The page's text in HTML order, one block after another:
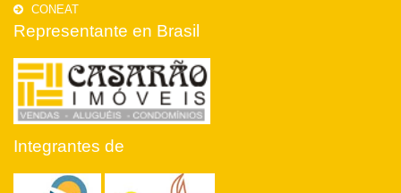
CONEAT
Representante en Brasil
Integrantes de